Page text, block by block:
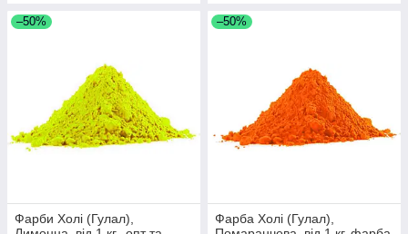
–50%
Фарби Холі (Гулал),
–50%
Фарба Холі (Гулал),